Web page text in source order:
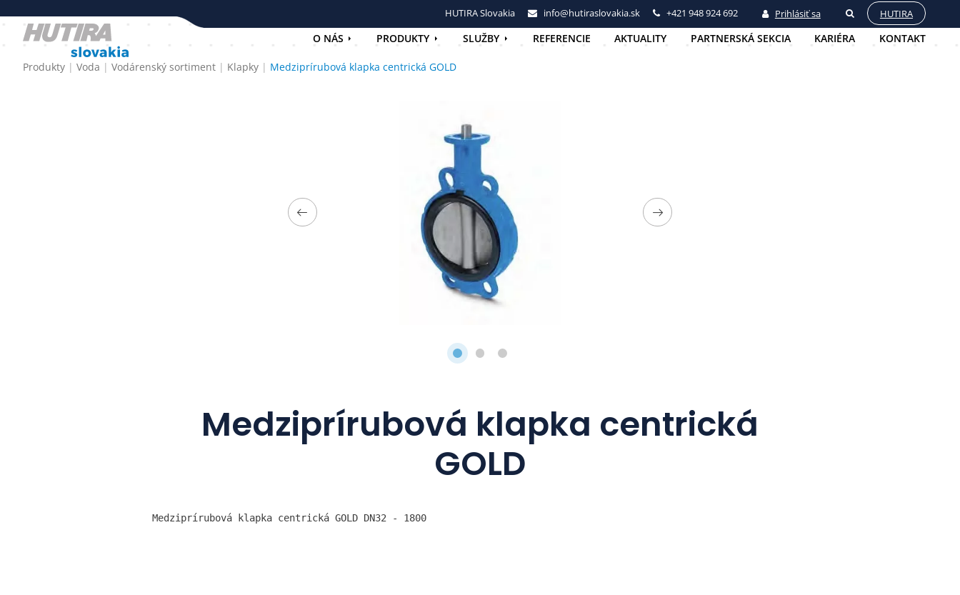
HUTIRA Slovakia info@hutiraslovakia.sk +421 948 924 692 Prihlásiť sa HUTIRA
O NÁS PRODUKTY SLUŽBY REFERENCIE AKTUALITY PARTNERSKÁ SEKCIA KARIÉRA KONTAKT
Produkty Voda Vodárenský sortiment Klapky Medziprírubová klapka centrická GOLD
Medziprírubová klapka centrická
GOLD
Medziprírubová klapka centrická GOLD DN32 - 1800